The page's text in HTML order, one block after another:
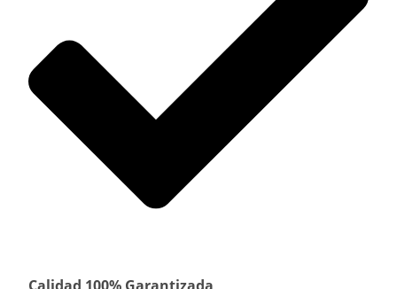
Calidad 100% Garantizada